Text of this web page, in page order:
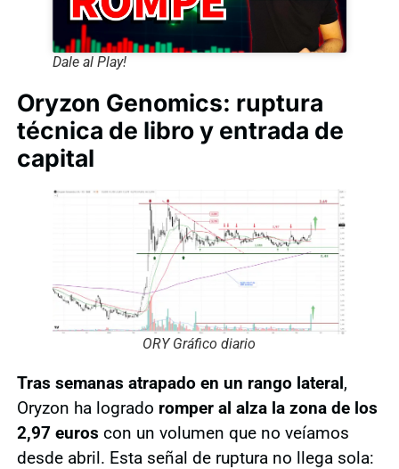
Dale al Play!
Oryzon Genomics: ruptura
técnica de libro y entrada de
capital
ORY Gráfico diario
Tras semanas atrapado en un rango lateral,
Oryzon ha logrado romper al alza la zona de los
2,97 euros con un volumen que no veíamos
desde abril. Esta señal de ruptura no llega sola: